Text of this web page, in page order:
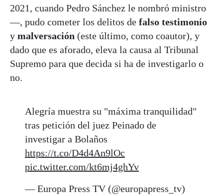
2021, cuando Pedro Sánchez le nombró ministro
—, pudo cometer los delitos de falso testimonio
y malversación (este último, como coautor), y
dado que es aforado, eleva la causa al Tribunal
Supremo para que decida si ha de investigarlo o
no.
Alegría muestra su "máxima tranquilidad"
tras petición del juez Peinado de
investigar a Bolaños
https://t.co/D4d4An9lOc
pic.twitter.com/kt6mj4ghYv
— Europa Press TV (@europapress_tv)